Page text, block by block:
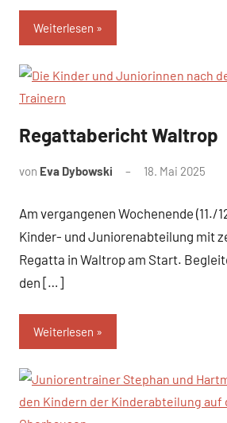
Weiterlesen
News
Regattabericht Waltrop
von Eva Dybowski 18. Mai 2025
Am vergangenen Wochenende (11./
Kinder- und Juniorenabteilung mit
Regatta in Waltrop am Start.
den […]
Weiterlesen